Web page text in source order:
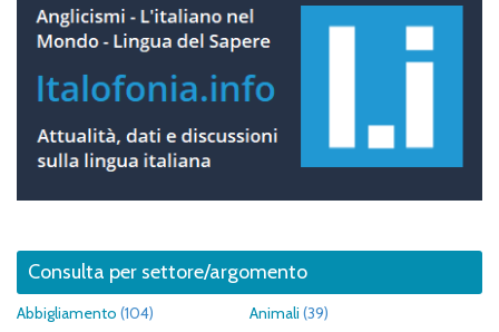
Consulta per settore/argomento
Abbigliamento (104) Animali (39)